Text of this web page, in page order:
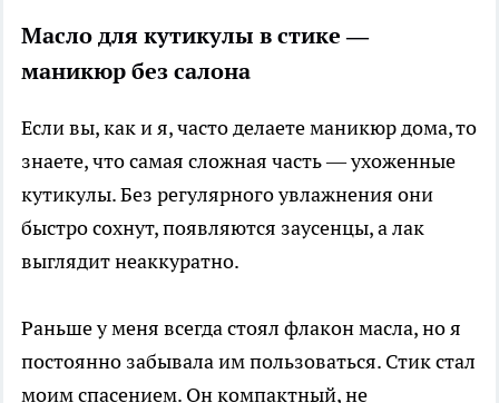
Масло для кутикулы в стике —
маникюр без салона
Если вы, как и я, часто делаете маникюр дома, то
знаете, что самая сложная часть — ухоженные
кутикулы. Без регулярного увлажнения они
быстро сохнут, появляются заусенцы, а лак
выглядит неаккуратно.
Раньше у меня всегда стоял флакон масла, но я
постоянно забывала им пользоваться. Стик стал
моим спасением. Он компактный, не